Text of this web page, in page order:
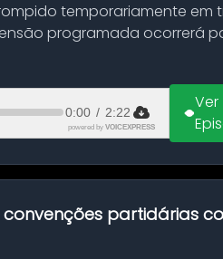
temporariamente em
programada ocorrerá
0:00 / 2:22
powered by VOICEXPRESS
Ver
partidárias